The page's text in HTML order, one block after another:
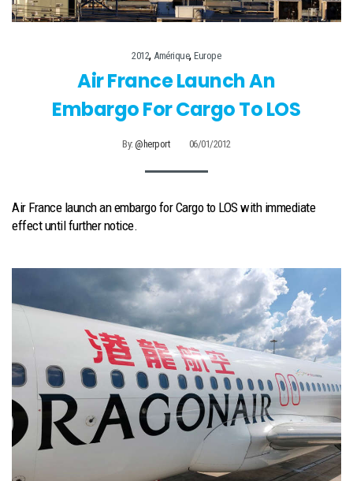
2012, Amérique,Europe
Air France Launch An
Embargo For Cargo To LOS
By:@herport 06/01/2012
Air France launch an embargo for Cargo to LOS with immediate
effect until further notice.